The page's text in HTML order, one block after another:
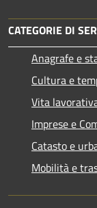
CATEGORIE DI
Anagrafe e
Cultura e
Vita
Imprese e
Catasto e
Mobilità e